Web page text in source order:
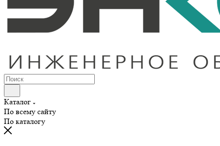
Каталог
По всему сайту
По каталогу